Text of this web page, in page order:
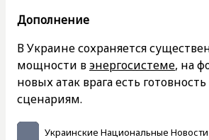
Дополнение
В Украине сохраняется
мощности вэнергосистеме, на
новых атак врага есть
сценариям.
Украинские Национальные Новости